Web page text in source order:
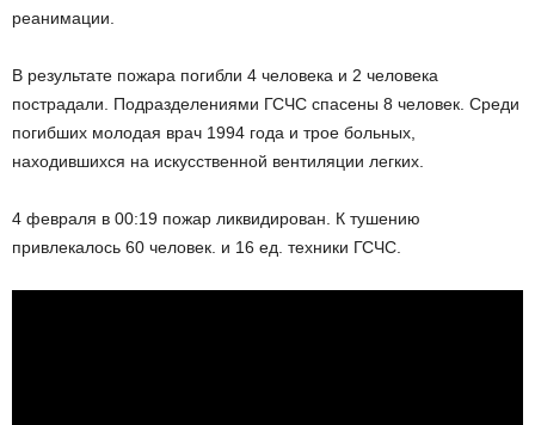
реанимации.
В результате пожара погибли 4 человека и 2 человека
пострадали. Подразделениями ГСЧС спасены 8 человек. Среди
погибших молодая врач 1994 года и трое больных,
находившихся на искусственной вентиляции легких.
4 февраля в 00:19 пожар ликвидирован. К тушению
привлекалось 60 человек. и 16 ед. техники ГСЧС.